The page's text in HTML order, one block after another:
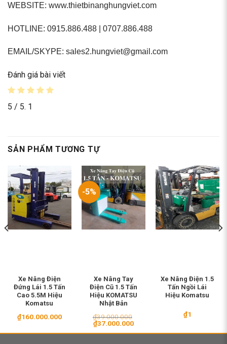
WEBSITE: www.thietbinanghungviet.com
HOTLINE: 0915.886.488 | 0707.886.488
EMAIL/SKYPE: sales2.hungviet@gmail.com
Đánh giá bài viết
5 / 5. 1
SẢN PHẨM TƯƠNG TỰ
Xe Nâng Điện
Đứng Lái 1.5 Tấn
Cao 5.5M Hiệu
Komatsu
₫160.000.000
-5%
Xe Nâng Tay
Điện Cũ 1.5 Tấn
Hiệu KOMATSU
Nhật Bản
₫39.000.000
Giá
gốc
là:
₫37.000.000Giá
tại
Xe Nâng Điện 1.5
Tấn Ngồi Lái
Hiệu Komatsu
₫1